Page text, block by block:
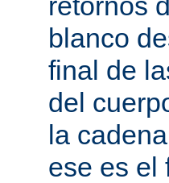
blanco
final de
del
la
ese es el